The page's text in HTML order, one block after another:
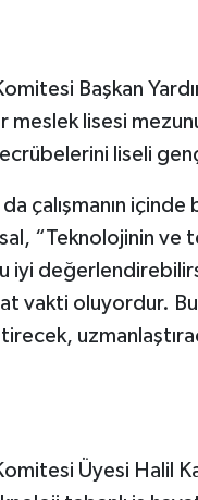
Başkan
lisesi
liseli
çalışmanın
“Teknolojinin ve
iyi
vakti oluyordur.
Üyesi Halil